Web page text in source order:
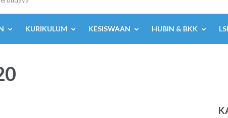
KURIKULUM KESISWAAN HUBIN & BKK